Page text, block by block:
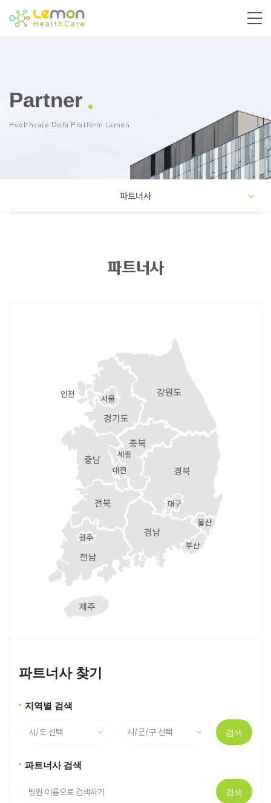
Partner
Healthcare Data Platform Lemon
파트너사
파트너사
파트너사 찾기
지역별 검색
검색
파트너사 검색
검색